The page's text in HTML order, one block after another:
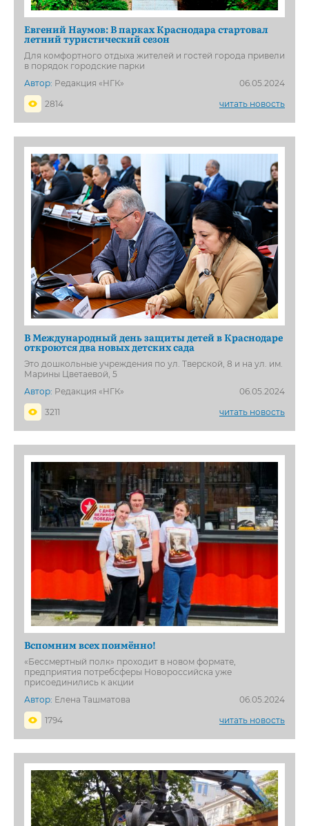
Евгений Наумов: В парках Краснодара стартовал
летний туристический сезон
Для комфортного отдыха жителей и гостей города привели
в порядок городские парки
Автор: Редакция «НГК»
06.05.2024
2814
читать новость
В Международный день защиты детей в Краснодаре
откроются два новых детских сада
Это дошкольные учреждения по ул. Тверской, 8 и на ул. им.
Марины Цветаевой, 5
Автор: Редакция «НГК»
06.05.2024
3211
читать новость
Вспомним всех поимённо!
«Бессмертный полк» проходит в новом формате,
предприятия потребсферы Новороссийска уже
присоединились к акции
Автор: Елена Ташматова
06.05.2024
1794
читать новость